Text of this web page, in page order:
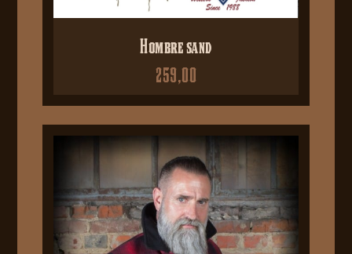
Hombre sand
259,00